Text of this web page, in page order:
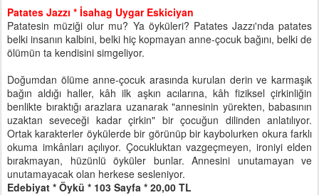
Patates Jazzı * İsahag Uygar Eskiciyan
Patatesin müziği olur mu? Ya öyküleri? Patates Jazzı'nda patates
belki insanın kalbini, belki hiç kopmayan anne-çocuk bağını, belki de
ölümün ta kendisini simgeliyor.
Doğumdan ölüme anne-çocuk arasında kurulan derin ve karmaşık
bağın aldığı haller, kâh ilk aşkın acılarına, kâh fiziksel çirkinliğin
benlikte bıraktığı arazlara uzanarak "annesinin yürekten, babasının
uzaktan seveceği kadar çirkin" bir çocuğun dilinden anlatılıyor.
Ortak karakterler öykülerde bir görünüp bir kaybolurken okura farklı
okuma imkânları açılıyor. Çocukluktan vazgeçmeyen, ironiyi elden
bırakmayan, hüzünlü öyküler bunlar. Annesini unutamayan ve
unutamayacak olan herkese sesleniyor.
Edebiyat * Öykü * 103 Sayfa * 20,00 TL